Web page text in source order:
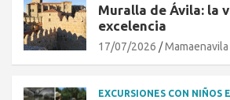
Muralla de Ávila: la
excelencia
17/07/2026 Mamaenavila
EXCURSIONES CON NIÑOS